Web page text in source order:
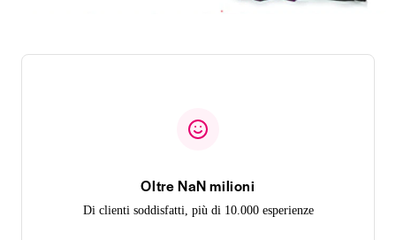
Oltre NaN milioni
Di clienti soddisfatti, più di 10.000 esperienze